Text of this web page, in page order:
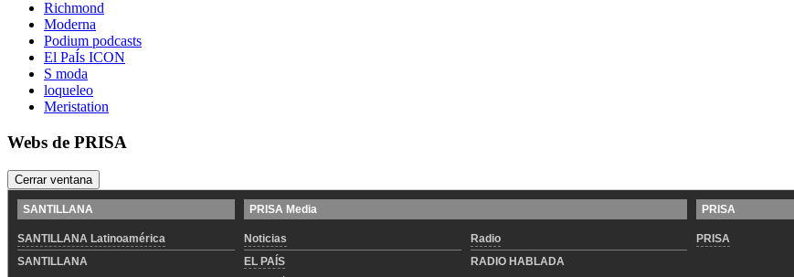
Richmond
Moderna
Podium podcasts
El PaÍs ICON
S moda
loqueleo
Meristation
Webs de PRISA
Cerrar ventana